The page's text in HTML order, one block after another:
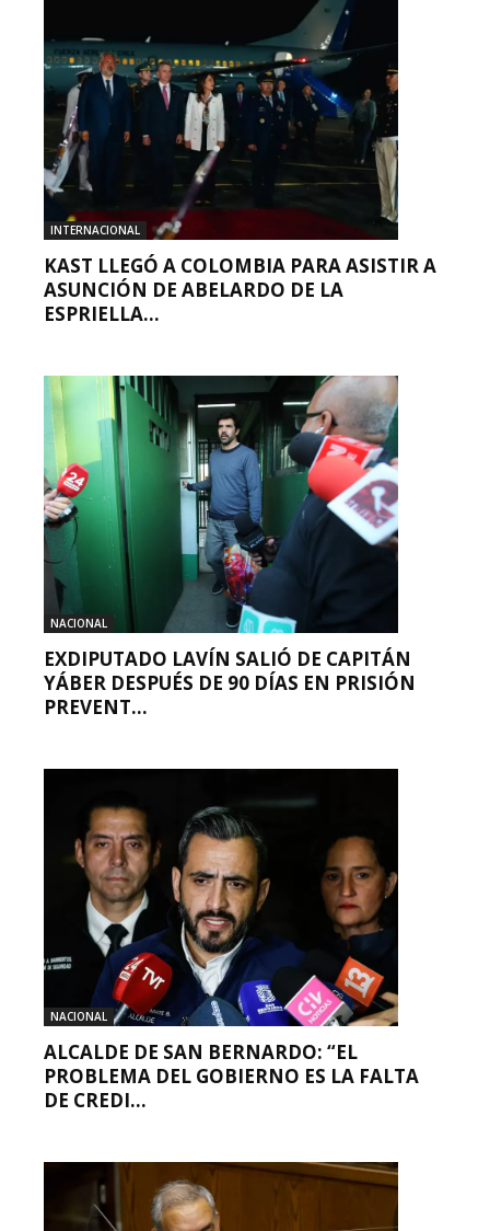
INTERNACIONAL
KAST LLEGÓ A COLOMBIA PARA ASISTIR A
ASUNCIÓN DE ABELARDO DE LA
ESPRIELLA...
NACIONAL
EXDIPUTADO LAVÍN SALIÓ DE CAPITÁN
YÁBER DESPUÉS DE 90 DÍAS EN PRISIÓN
PREVENT...
NACIONAL
ALCALDE DE SAN BERNARDO: “EL
PROBLEMA DEL GOBIERNO ES LA FALTA
DE CREDI...